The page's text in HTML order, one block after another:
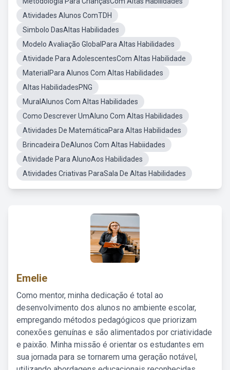
Atividades Alunos ComTDH
Simbolo DasAltas Habilidades
Modelo Avaliação GlobalPara Altas Habilidades
Atividade Para AdolescentesCom Altas Habilidade
MaterialPara Alunos Com Altas Habilidades
Altas HabilidadesPNG
MuralAlunos Com Altas Habilidades
Como Descrever UmAluno Com Altas Habilidades
Atividades De MatemáticaPara Altas Habilidades
Brincadeira DeAlunos Com Altas Habiidades
Atividade Para AlunoAos Habilidades
Atividades Criativas ParaSala De Altas Habilidades
Emelie
Como mentor, minha dedicação é total ao
desenvolvimento dos alunos no ambiente escolar,
empregando métodos pedagógicos que priorizam
conexões genuínas e são alimentados por criatividade
e paixão. Minha missão é orientar os estudantes em
sua jornada para se tornarem uma geração notável,